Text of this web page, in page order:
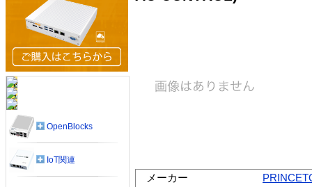
メーカー
OpenBlocks
IoT関連